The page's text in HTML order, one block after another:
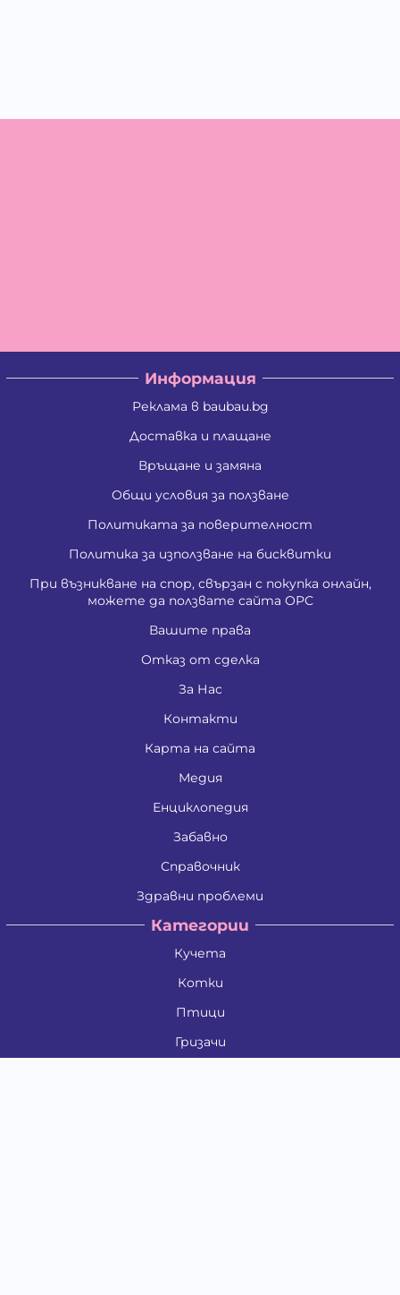
Информация
Реклама в baubau.bg
Доставка и плащане
Връщане и замяна
Общи условия за ползване
Политиката за поверителност
Политика за използване на бисквитки
При възникване на спор, свързан с покупка онлайн,
можете да ползвате сайта ОРС
Вашите права
Отказ от сделка
За Нас
Контакти
Карта на сайта
Медия
Енциклопедия
Забавно
Справочник
Здравни проблеми
Категории
Кучета
Котки
Птици
Гризачи